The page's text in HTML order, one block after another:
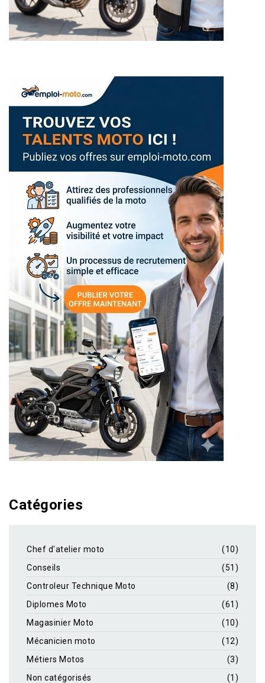
Catégories
Chef d'atelier moto
(10)
Conseils
(51)
Controleur Technique Moto
(8)
Diplomes Moto
(61)
Magasinier Moto
(10)
Mécanicien moto
(12)
Métiers Motos
(3)
Non catégorisés
(1)